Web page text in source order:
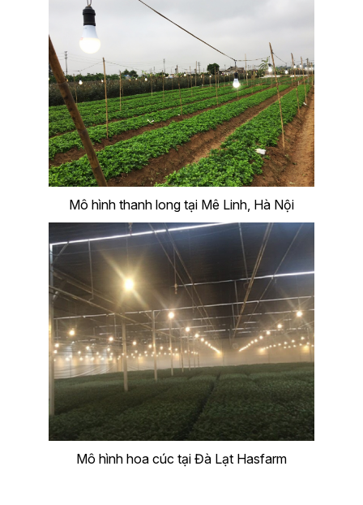
Mô hình thanh long tại Mê Linh, Hà Nội
Mô hình hoa cúc tại Đà Lạt Hasfarm